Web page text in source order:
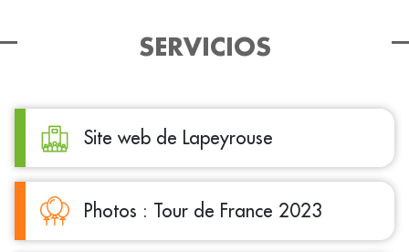
SERVICIOS
Site web de Lapeyrouse
Photos : Tour de France 2023